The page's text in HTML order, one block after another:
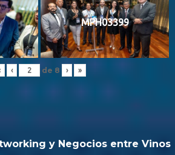
MPH03399
‹ de 8 › »
y Negocios entre Vinos